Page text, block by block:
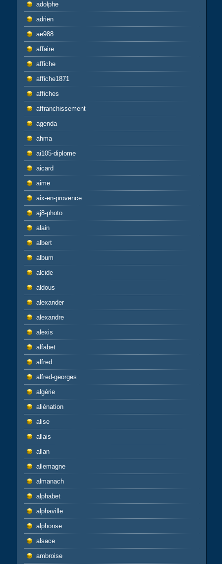
adolphe
adrien
ae988
affaire
affiche
affiche1871
affiches
affranchissement
agenda
ahma
ai105-diplome
aicard
aime
aix-en-provence
aj8-photo
alain
albert
album
alcide
aldous
alexander
alexandre
alexis
alfabet
alfred
alfred-georges
algérie
aliénation
alise
allais
allan
allemagne
almanach
alphabet
alphaville
alphonse
alsace
ambroise